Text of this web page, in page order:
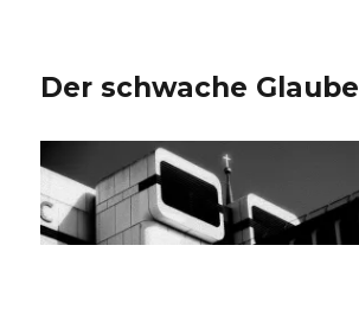
Der schwache Glaube